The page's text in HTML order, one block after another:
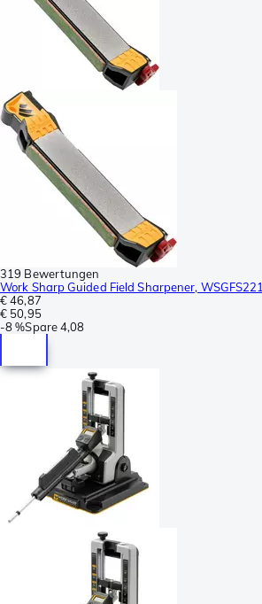
319 Bewertungen
Work Sharp Guided Field Sharpener, WSGFS221
€ 46,87
€ 50,95
-8 %Spare4,08